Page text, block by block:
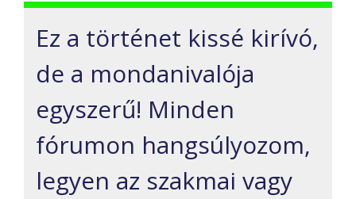
Ez a történet kissé kirívó,
de a mondanivalója
egyszerű! Minden
fórumon hangsúlyozom,
legyen az szakmai vagy